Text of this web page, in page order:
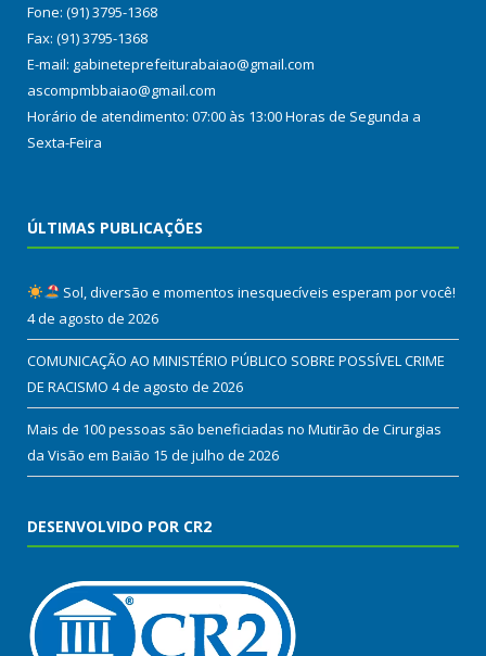
Fone: (91) 3795-1368
Fax: (91) 3795-1368
E-mail: gabineteprefeiturabaiao@gmail.com
ascompmbbaiao@gmail.com
Horário de atendimento: 07:00 às 13:00 Horas de Segunda a
Sexta-Feira
ÚLTIMAS PUBLICAÇÕES
Sol, diversão e momentos inesquecíveis esperam por você!
4 de agosto de 2026
COMUNICAÇÃO AO MINISTÉRIO PÚBLICO SOBRE POSSÍVEL CRIME
DE RACISMO 4 de agosto de 2026
Mais de 100 pessoas são beneficiadas no Mutirão de Cirurgias
da Visão em Baião 15 de julho de 2026
DESENVOLVIDO POR CR2